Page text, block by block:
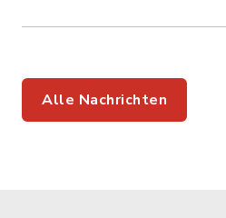
Alle Nachrichten